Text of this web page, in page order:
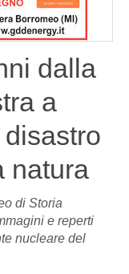
dalla
a
natura
di Storia
e reperti
nucleare del